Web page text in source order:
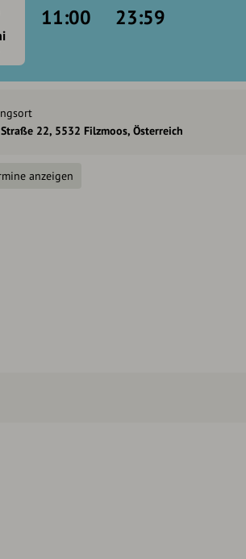
11:00 23:59
22, 5532 Filzmoos, Österreich
anzeigen